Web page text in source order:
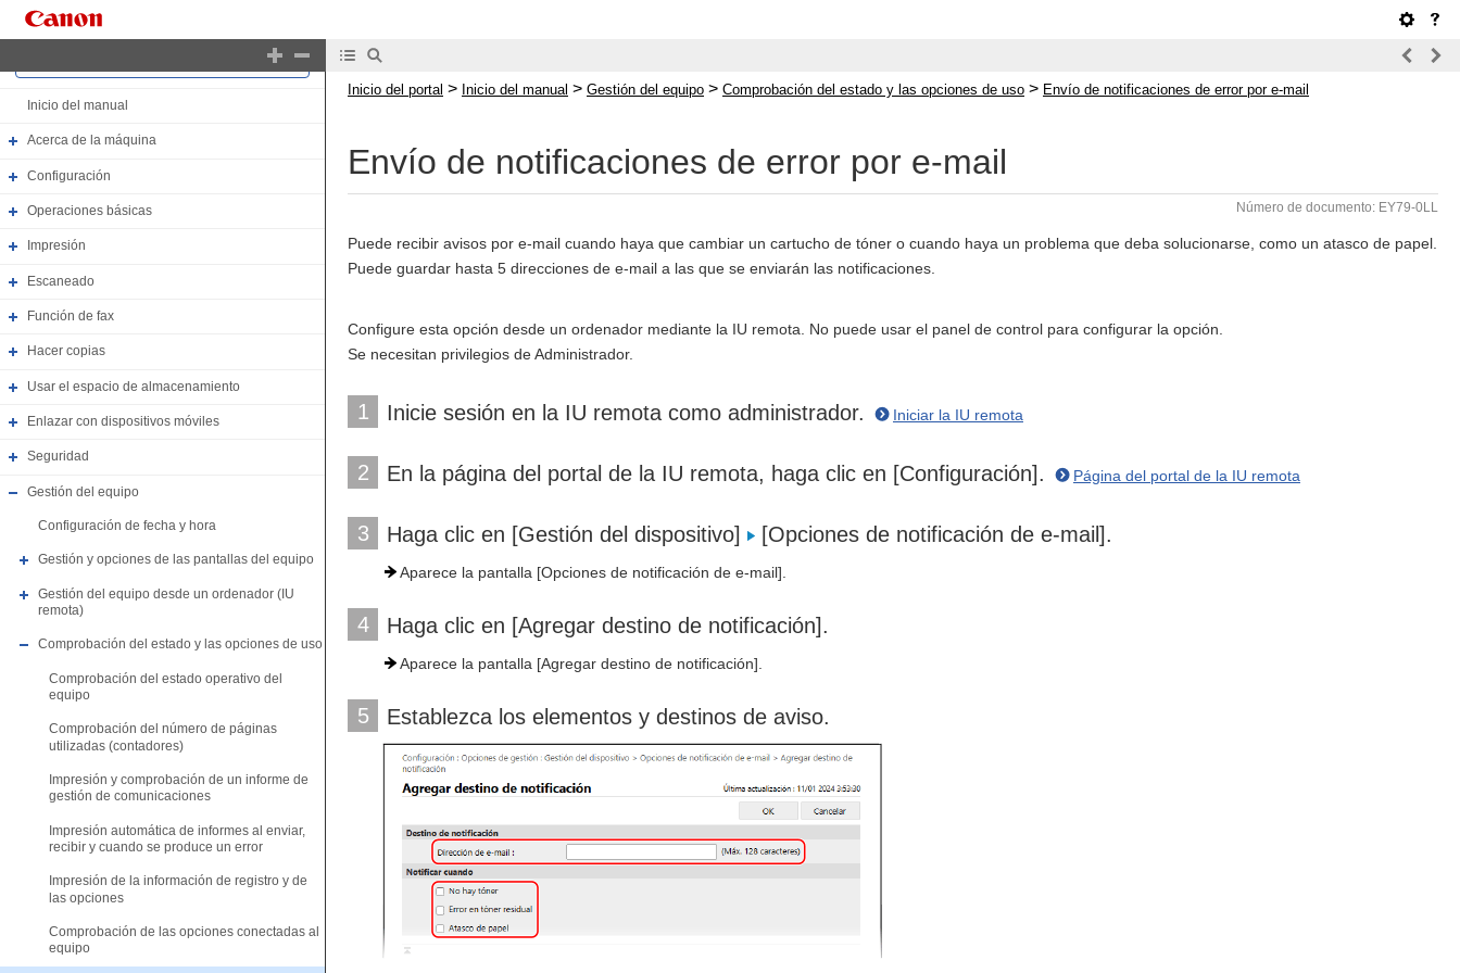
Inicio del manual
Acerca de la máquina
Configuración
Operaciones básicas
Impresión
Escaneado
Función de fax
Hacer copias
Usar el espacio de almacenamiento
Enlazar con dispositivos móviles
Seguridad
Gestión del equipo
Configuración de fecha y hora
Gestión y opciones de las pantallas del equipo
Gestión del equipo desde un ordenador (IU
remota)
Comprobación del estado y las opciones de uso
Comprobación del estado operativo del
equipo
Comprobación del número de páginas
utilizadas (contadores)
Impresión y comprobación de un informe de
gestión de comunicaciones
Impresión automática de informes al enviar,
recibir y cuando se produce un error
Impresión de la información de registro y de
las opciones
Comprobación de las opciones conectadas al
equipo
Inicio del portal > Inicio del manual > Gestión del equipo > Comprobación del estado y las opciones de uso > Envío de notificaciones de error por e-mail
Envío de notificaciones de error por e-mail
Número de documento: EY79-0LL
Puede recibir avisos por e-mail cuando haya que cambiar un cartucho de tóner o cuando haya un problema que deba solucionarse, como un atasco de papel.
Puede guardar hasta 5 direcciones de e-mail a las que se enviarán las notificaciones.
Configure esta opción desde un ordenador mediante la IU remota. No puede usar el panel de control para configurar la opción.
Se necesitan privilegios de Administrador.
1 Inicie sesión en la IU remota como administrador. Iniciar la IU remota
2 En la página del portal de la IU remota, haga clic en [Configuración]. Página del portal de la IU remota
3 Haga clic en [Gestión del dispositivo] [Opciones de notificación de e-mail].
Aparece la pantalla [Opciones de notificación de e-mail].
4 Haga clic en [Agregar destino de notificación].
Aparece la pantalla [Agregar destino de notificación].
5 Establezca los elementos y destinos de aviso.